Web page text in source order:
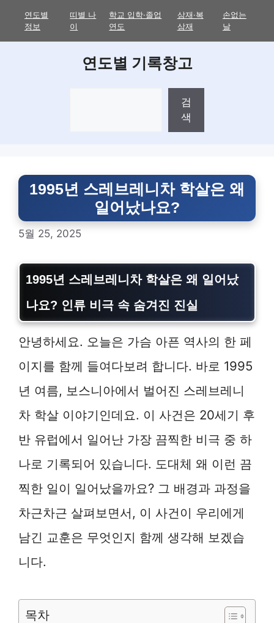
연도별
정보
띠별 나
이
학교 입학·졸업
연도
삼재·복
삼재
손없는
날
연도별 기록창고
검
색
1995년 스레브레니차 학살은 왜
일어났나요?
5월 25, 2025
1995년 스레브레니차 학살은 왜 일어났
나요? 인류 비극 속 숨겨진 진실
안녕하세요. 오늘은 가슴 아픈 역사의 한 페
이지를 함께 들여다보려 합니다. 바로 1995
년 여름, 보스니아에서 벌어진 스레브레니
차 학살 이야기인데요. 이 사건은 20세기 후
반 유럽에서 일어난 가장 끔찍한 비극 중 하
나로 기록되어 있습니다. 도대체 왜 이런 끔
찍한 일이 일어났을까요? 그 배경과 과정을
차근차근 살펴보면서, 이 사건이 우리에게
남긴 교훈은 무엇인지 함께 생각해 보겠습
니다.
목차